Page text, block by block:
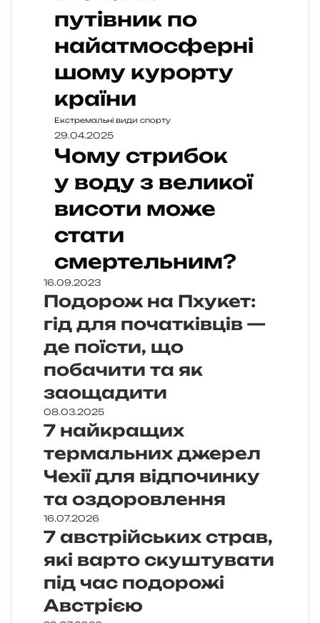
путівник по
найатмосферні
шому курорту
країни
Екстремальні види спорту
29.04.2025
Чому стрибок
у воду з великої
висоти може
стати
смертельним?
16.09.2023
Подорож на Пхукет:
гід для початківців —
де поїсти, що
побачити та як
заощадити
08.03.2025
7 найкращих
термальних джерел
Чехії для відпочинку
та оздоровлення
16.07.2026
7 австрійських страв,
які варто скуштувати
під час подорожі
Австрією